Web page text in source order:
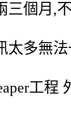
三個月,
太多無
工程